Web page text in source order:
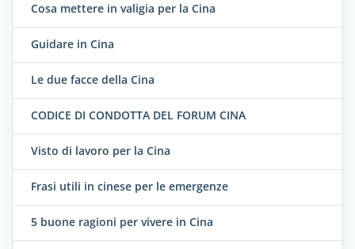
Cosa mettere in valigia per la Cina
Guidare in Cina
Le due facce della Cina
CODICE DI CONDOTTA DEL FORUM CINA
Visto di lavoro per la Cina
Frasi utili in cinese per le emergenze
5 buone ragioni per vivere in Cina